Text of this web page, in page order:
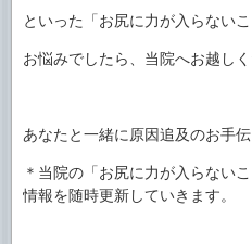
といった「お尻に力が入らない
お悩みでしたら、当院へお越しく
あなたと一緒に原因追及のお手
＊当院の「お尻に力が入らない
情報を随時更新していきます。